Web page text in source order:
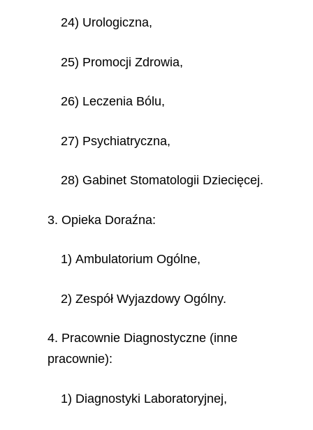
24) Urologiczna,
25) Promocji Zdrowia,
26) Leczenia Bólu,
27) Psychiatryczna,
28) Gabinet Stomatologii Dziecięcej.
3. Opieka Doraźna:
1) Ambulatorium Ogólne,
2) Zespół Wyjazdowy Ogólny.
4. Pracownie Diagnostyczne (inne
pracownie):
1) Diagnostyki Laboratoryjnej,